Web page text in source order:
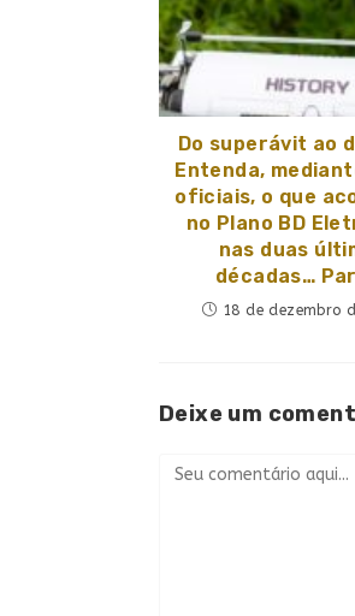
Do superávit ao
Entenda,
oficiais, o que
no Plano BD
nas duas
décadas…
18 de dezembro
Deixe um